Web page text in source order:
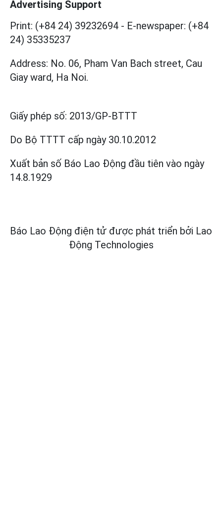
Advertising Support
Print: (+84 24) 39232694 - E-newspaper: (+84
24) 35335237
Address: No. 06, Pham Van Bach street, Cau
Giay ward, Ha Noi.
Giấy phép số: 2013/GP-BTTT
Do Bộ TTTT cấp ngày 30.10.2012
Xuất bản số Báo Lao Động đầu tiên vào ngày
14.8.1929
Báo Lao Động điện tử được phát triển bởi Lao
Động Technologies